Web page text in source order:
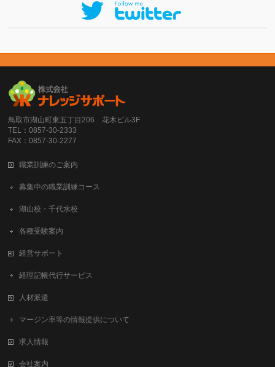
鳥取市湖山町東五丁目206 花木ビル3F
TEL：0857-30-2333
FAX：0857-30-2277
職業訓練のご案内
募集中の職業訓練コース
湖山校・千代水校
各種受験案内
経営サポート
経理記帳代行サービス
人材派遣
マージン率等の情報提供について
求人情報
会社案内